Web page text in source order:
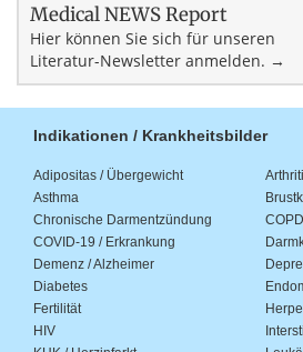
Medical NEWS Report
Hier können Sie sich für unseren
Literatur-Newsletter anmelden. →
Indikationen / Krankheitsbilder
Adipositas / Übergewicht
Asthma
Chronische Darmentzündung
COPD
COVID-19 / Erkrankung
Demenz / Alzheimer
Diabetes
Fertilität
HIV